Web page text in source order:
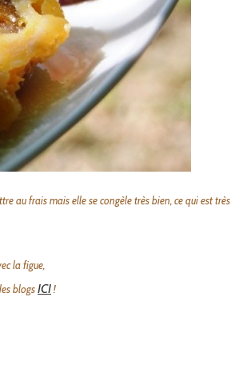
au frais mais elle se congèle très bien, ce qui est très
la figue,
blogsICI!